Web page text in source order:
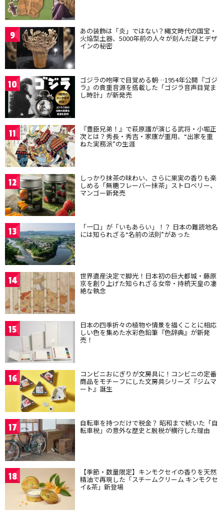
9 あの装飾は「炎」ではない？縄文時代の国宝・
火焔型土器、5000年前の人々が刻んだ謎とデザ
インの秘密
10 ゴジラの咆哮で目覚める朝…1954年公開『ゴジ
ラ』の貴重音源を搭載した「ゴジラ音声目覚ま
し時計」が新発売
11 『豊臣兄弟！』で萩原護が演じる武将・小堀正
次とは？秀長・秀吉・家康が重用、“出家を重
ねた実務派”の生涯
12 しっかり抹茶の味わい、さらに果実の香りも楽
しめる「無糖フレーバー抹茶」ストロベリー、
マンゴー新発売
13 「一口」が「いもあらい」！？ 日本の難読地名
には知られざる“名前の法則”があった
14 世界遺産決定で脚光！日本初の巨大都城・藤原
京を創り上げた知られざる女帝・持統天皇の凄
絶な執念
15 日本の四季折々の植物や情景を描くことに相応
しい色を集めた水彩色鉛筆『色辞典』が新発
売！
16 コンビニおにぎりが文房具に！コンビニの定番
商品をモチーフにした文房具シリーズ『ジムマ
ート』誕生
17 自転車を持つだけで税金？ 昭和まで続いた「自
転車税」の意外な歴史と脱税が横行した理由
18 【季節・数量限定】キンモクセイの香りを天然
精油で再現した「スチームクリーム キンモクセ
イ&茶」新登場